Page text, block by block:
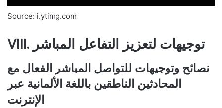
Source: i.ytimg.com
VIII. توجيهات لتعزيز التفاعل المباشر
نصائح وتوجيهات للتواصل المباشر الفعال مع
المحادثين الناطقين باللغة الألمانية عبر
الإنترنت